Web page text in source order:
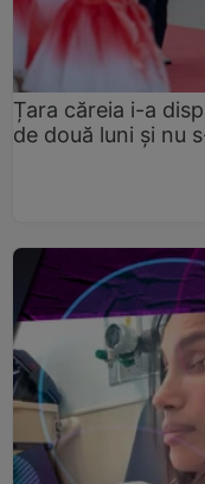
Țara căreia i-a
de două luni și nu